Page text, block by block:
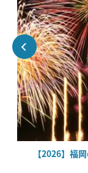
【2026】福